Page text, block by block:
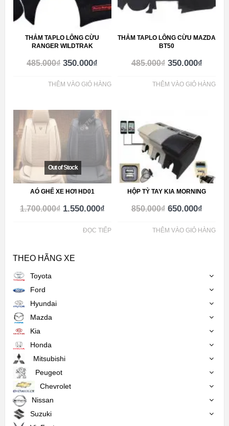
THẢM TAPLO LÔNG CỪU
RANGER WILDTRAK
485.000₫ 350.000₫
THÊM VÀO GIỎ HÀNG
THẢM TAPLO LÔNG CỪU MAZDA
BT50
485.000₫ 350.000₫
THÊM VÀO GIỎ HÀNG
AÓ GHẾ XE HƠI HD01
1.700.000₫ 1.550.000₫
ĐỌC TIẾP
HỘP TỲ TAY KIA MORNING
850.000₫ 650.000₫
THÊM VÀO GIỎ HÀNG
THEO HÃNG XE
Toyota
Ford
Hyundai
Mazda
Kia
Honda
Mitsubishi
Peugeot
Chevrolet
Nissan
Suzuki